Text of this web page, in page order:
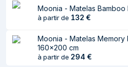
Moonia - Matelas Bamboo
à partir de 132 €
Moonia - Matelas Memory
160x200 cm
à partir de 294 €